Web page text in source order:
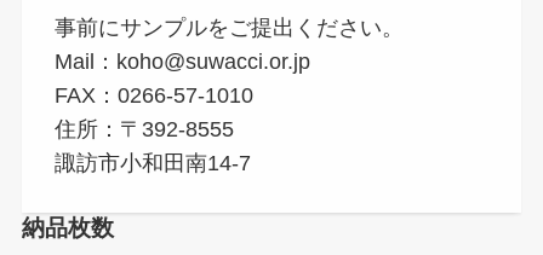
事前にサンプルをご提出ください。
Mail：koho@suwacci.or.jp
FAX：0266-57-1010
住所：〒392-8555
諏訪市小和田南14-7
納品枚数